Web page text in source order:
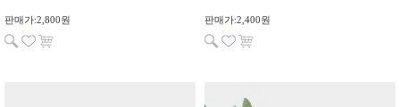
판매가:2,800원 판매가:2,400원